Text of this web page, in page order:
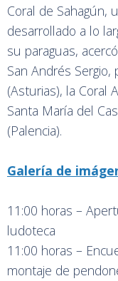
Coral de Sahagún,
desarrollado a lo
su paraguas,
San Andrés
(Asturias), la Coral
Santa María del
(Palencia).
Galería de
11:00 horas –
ludoteca
11:00 horas –
montaje de